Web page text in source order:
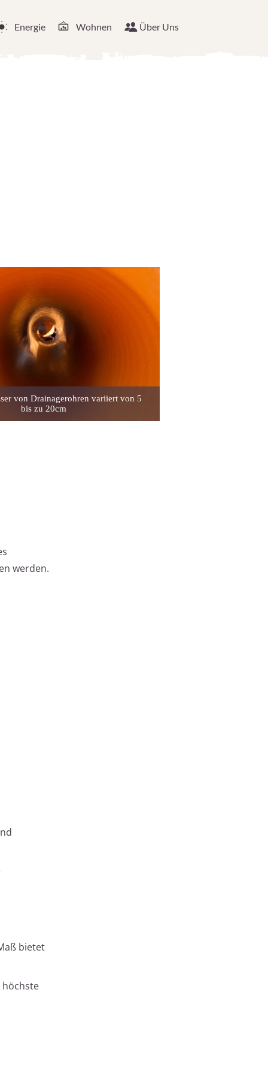
Energie Wohnen Über Uns
von Drainagerohren variiert von 5
bis zu 20cm
werden.
bietet
höchste